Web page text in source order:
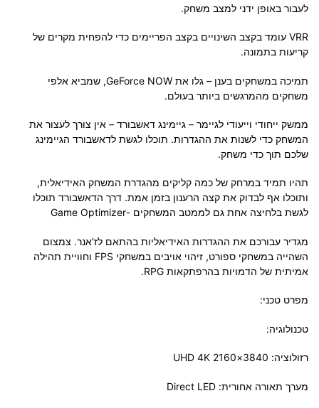
לעבור באופן ידני למצב משחק.
VRR עומד בקצב השינויים בקצב הפריימים כדי להפחית מקרים של
קריעות בתמונה.
תמיכה במשחקים בענן – גלו את GeForce NOW, שמביא אלפי
משחקים מהמרגשים ביותר בעולם.
ממשק ייחודי וייעודי לגיימר – גיימינג דאשבורד – אין צורך לעצור את
המשחק כדי לשנות את ההגדרות. תוכלו לגשת לדאשבורד הגיימינג
שלכם תוך כדי משחק.
תהיו תמיד במרחק של כמה קליקים מהגדרת המשחק האידיאלית,
ותוכלו אף לבדוק את קצה הרענון בזמן אמת. דרך הדאשבורד תוכלו
לגשת בלחיצה אחת גם לממטב המשחקים -Game Optimizer
מגדיר עבורכם את ההגדרות האידיאליות בהתאם לז'אנר. צמצום
השהייה במשחקי ספורט, זיהוי אויבים במשחקי FPS וחוויית תהילה
אמיתית של הדמויות בהרפתקאות RPG.
מפרט טכני:
טכנולוגיה:
רזולוציה: 3840×2160 UHD 4K
מערך תאורה אחורית: Direct LED